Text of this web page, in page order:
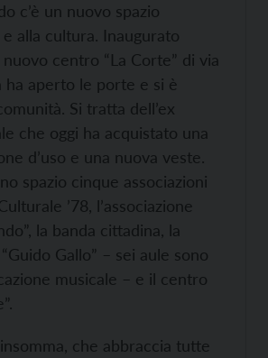
c’è un nuovo spazio
alla cultura. Inaugurato
centro “La Corte” di via
ha aperto le porte e si è
Si tratta dell’ex
che oggi ha acquistato una
d’uso e una nuova veste.
spazio cinque associazioni
’78, l’associazione
la banda cittadina, la
Gallo” – sei aule sono
musicale – e il centro
che abbraccia tutte